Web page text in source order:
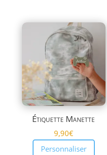
Étiquette Manette
9,90€
Personnaliser